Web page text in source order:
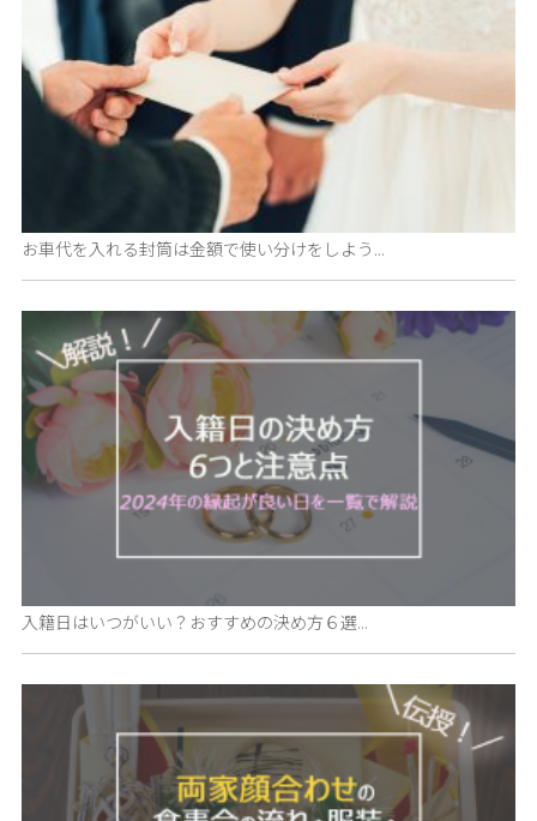
お車代を入れる封筒は金額で使い分けをしよう...
入籍日はいつがいい？おすすめの決め方６選...